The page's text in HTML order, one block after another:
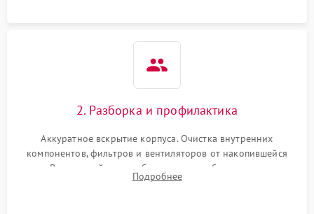
2. Разборка и профилактика
Аккуратное вскрытие корпуса. Очистка внутренних
компонентов, фильтров и вентиляторов от накопившейся
пыли. Визуальный осмотр блока питания, балласта лампы и
материнской платы на наличие прогаров или вздутых
Подробнее